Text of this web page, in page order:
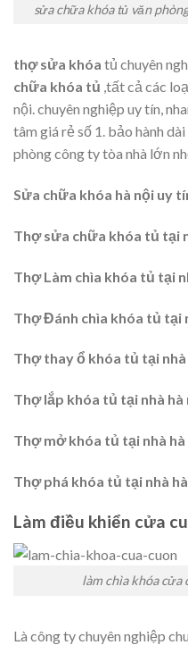
sửa chữa khóa tủ văn phòng
thợ sửa khóa tủ chuyên
chữa khóa tủ ,tất cả các
nội. chuyên nghiệp uy tín,
tâm giá rẻ số 1. bảo hành
phòng công ty tòa nhà lớn
Sửa chữa khóa hà nội uy
Thợ sửa chữa khóa tủ tại
Thợ Làm chìa khóa tủ tại
Thợ Đánh chìa khóa tủ tại
Thợ thay ổ khóa tủ tại nhà
Thợ lắp khóa tủ tại nhà hà
Thợ mở khóa tủ tại nhà hà
Thợ phá khóa tủ tại nhà
Làm điều khiển cửa
làm chìa khóa cửa
Là công ty chuyên nghiệp